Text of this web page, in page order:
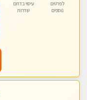
לפרטים
נוספים
עיסוי בדרום
שדרות